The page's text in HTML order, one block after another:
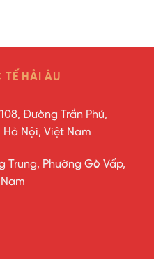
HẢI ÂU
Đường Trần Phú,
Nội, Việt Nam
Trung, Phường Gò Vấp,